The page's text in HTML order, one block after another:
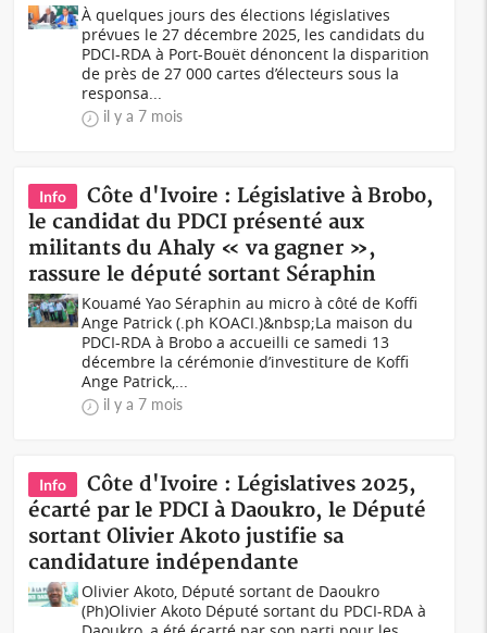
À quelques jours des élections législatives
prévues le 27 décembre 2025, les candidats du
PDCI-RDA à Port-Bouët dénoncent la disparition
de près de 27 000 cartes d’électeurs sous la
responsa...
il y a 7 mois
Info
Côte d'Ivoire : Législative à Brobo,
le candidat du PDCI présenté aux
militants du Ahaly « va gagner »,
rassure le député sortant Séraphin
Kouamé Yao Séraphin au micro à côté de Koffi
Ange Patrick (.ph KOACI.)&nbsp;La maison du
PDCI-RDA à Brobo a accueilli ce samedi 13
décembre la cérémonie d’investiture de Koffi
Ange Patrick,...
il y a 7 mois
Info
Côte d'Ivoire : Législatives 2025,
écarté par le PDCI à Daoukro, le Député
sortant Olivier Akoto justifie sa
candidature indépendante
Olivier Akoto, Député sortant de Daoukro
(Ph)Olivier Akoto Député sortant du PDCI-RDA à